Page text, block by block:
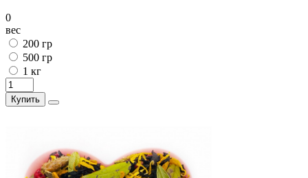
0
вес
200 гр
500 гр
1 кг
Купить